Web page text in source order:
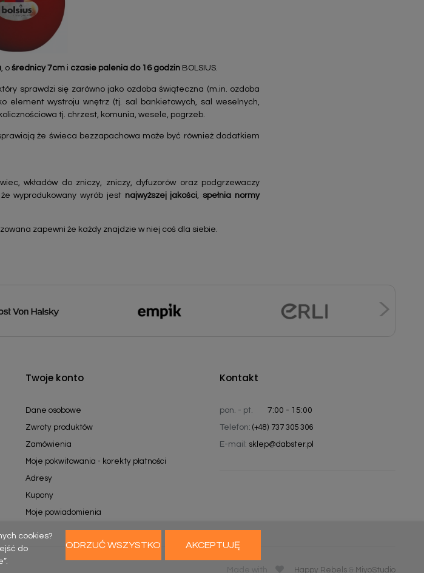
, o średnicy 7cm i czasie palenia do 16 godzin BOLSIUS.
sprawdzi się zarówno jako ozdoba świąteczna (m.in. ozdoba
element wystroju wnętrz (tj. sal bankietowych, sal weselnych,
tj. chrzest, komunia, wesele, pogrzeb.
że świeca bezzapachowa może być również dodatkiem
wkładów do zniczy, zniczy, dyfuzorów oraz podgrzewaczy
wyprodukowany wyrób jest najwyższej jakości,spełnia normy
zapewni że każdy znajdzie w niej coś dla siebie.
Twoje konto
Dane osobowe
Zwroty produktów
Zamówienia
Moje pokwitowania - korekty płatności
Adresy
Kupony
Moje powiadomienia
cookies?
do
ODRZUĆ WSZYSTKO AKCEPTUJĘ
Kontakt
pon. - pt.
7:00 - 15:00
Telefon: (+48) 737 305 306
E-mail: sklep@dabster.pl
Happy Rebels MiyoStudio